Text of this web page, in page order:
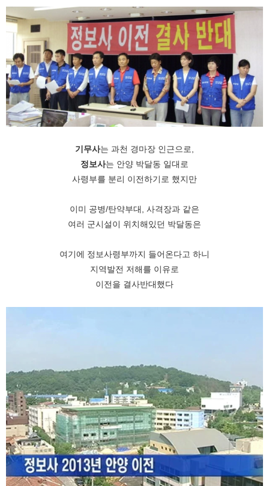
기무사는 과천 경마장 인근으로,
정보사는 안양 박달동 일대로
사령부를 분리 이전하기로 했지만
이미 공병/탄약부대, 사격장과 같은
여러 군시설이 위치해있던 박달동은
여기에 정보사령부까지 들어온다고 하니
지역발전 저해를 이유로
이전을 결사반대했다